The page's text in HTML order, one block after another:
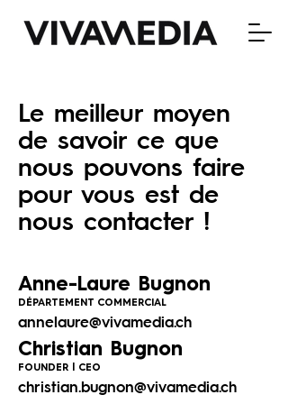
Le meilleur moyen
de savoir ce que
nous pouvons faire
pour vous est de
nous contacter !
Anne-Laure Bugnon
DÉPARTEMENT COMMERCIAL
annelaure@vivamedia.ch
Christian Bugnon
FOUNDER | CEO
christian.bugnon@vivamedia.ch